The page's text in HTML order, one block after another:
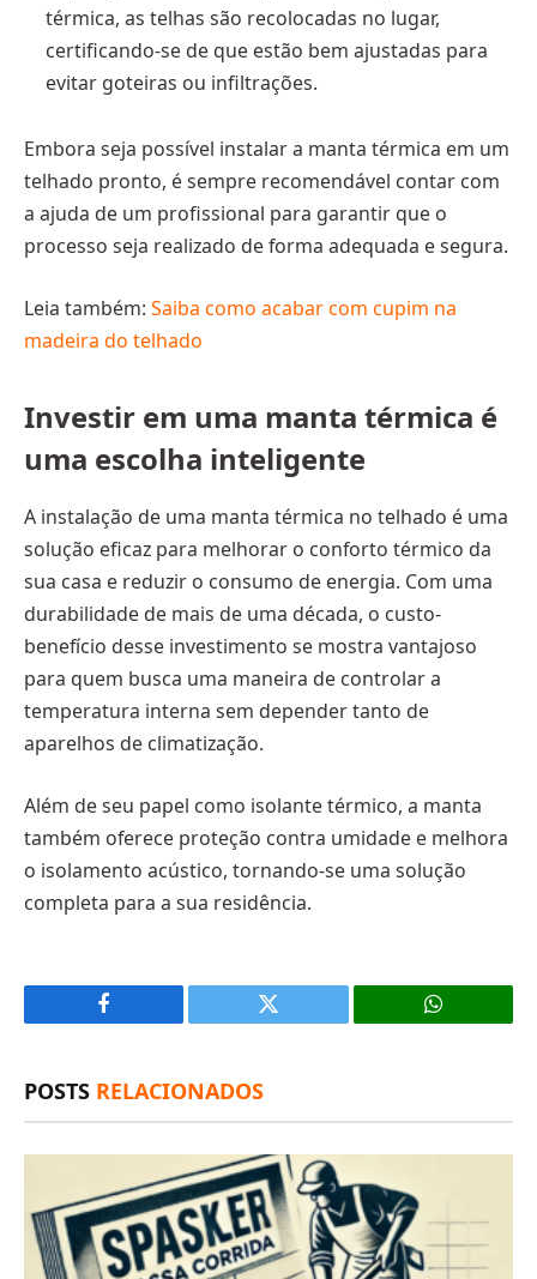
térmica, as telhas são recolocadas no lugar,
certificando-se de que estão bem ajustadas para
evitar goteiras ou infiltrações.
Embora seja possível instalar a manta térmica em um
telhado pronto, é sempre recomendável contar com
a ajuda de um profissional para garantir que o
processo seja realizado de forma adequada e segura.
Leia também: Saiba como acabar com cupim na
madeira do telhado
Investir em uma manta térmica é
uma escolha inteligente
A instalação de uma manta térmica no telhado é uma
solução eficaz para melhorar o conforto térmico da
sua casa e reduzir o consumo de energia. Com uma
durabilidade de mais de uma década, o custo-
benefício desse investimento se mostra vantajoso
para quem busca uma maneira de controlar a
temperatura interna sem depender tanto de
aparelhos de climatização.
Além de seu papel como isolante térmico, a manta
também oferece proteção contra umidade e melhora
o isolamento acústico, tornando-se uma solução
completa para a sua residência.
Facebook
X
POSTS RELACIONADOS